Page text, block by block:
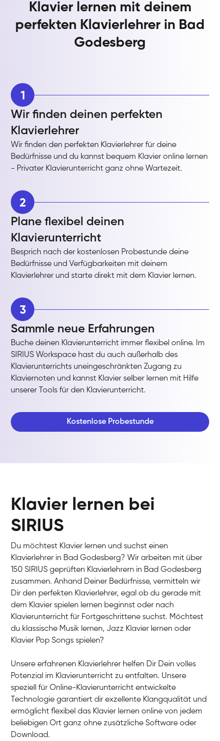
Klavier lernen mit deinem
perfekten Klavierlehrer in Bad
Godesberg
1
Wir finden deinen perfekten
Klavierlehrer
Wir finden den perfekten Klavierlehrer für deine
Bedürfnisse und du kannst bequem Klavier online lernen
- Privater Klavierunterricht ganz ohne Wartezeit.
2
Plane flexibel deinen
Klavierunterricht
Besprich nach der kostenlosen Probestunde deine
Bedürfnisse und Verfügbarkeiten mit deinem
Klavierlehrer und starte direkt mit dem Klavier lernen.
3
Sammle neue Erfahrungen
Buche deinen Klavierunterricht immer flexibel online. Im
SIRIUS Workspace hast du auch außerhalb des
Klavierunterrichts uneingeschränkten Zugang zu
Klaviernoten und kannst Klavier selber lernen mit Hilfe
unserer Tools für den Klavierunterricht.
Kostenlose Probestunde
Klavier lernen bei
SIRIUS
Du möchtest Klavier lernen und suchst einen
Klavierlehrer in Bad Godesberg? Wir arbeiten mit über
150 SIRIUS geprüften Klavierlehrern in Bad Godesberg
zusammen. Anhand Deiner Bedürfnisse, vermitteln wir
Dir den perfekten Klavierlehrer, egal ob du gerade mit
dem Klavier spielen lernen beginnst oder nach
Klavierunterricht für Fortgeschrittene suchst. Möchtest
du klassische Musik lernen, Jazz Klavier lernen oder
Klavier Pop Songs spielen?
Unsere erfahrenen Klavierlehrer helfen Dir Dein volles
Potenzial im Klavierunterricht zu entfalten. Unsere
speziell für Online-Klavierunterricht entwickelte
Technologie garantiert dir exzellente Klangqualität und
ermöglicht flexibel das Klavier lernen online von jedem
beliebigen Ort ganz ohne zusätzliche Software oder
Download.